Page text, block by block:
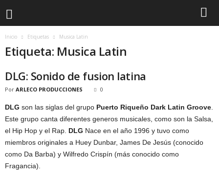
Inicio Etiquetas Musica Latin
Etiqueta: Musica Latin
DLG: Sonido de fusion latina
Por ARLECO PRODUCCIONES 0
DLG son las siglas del grupo Puerto Riqueño Dark Latin Groove
Este grupo canta diferentes generos musicales, como son la Salsa,
el Hip Hop y el Rap. DLG Nace en el año 1996 y tuvo como
miembros originales a Huey Dunbar, James De Jesús (conocido
como Da Barba) y Wilfredo Crispín (más conocido como
Fragancia).